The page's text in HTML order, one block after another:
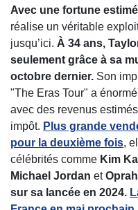
Avec une fortune
réalise un véritable
jusqu’ici. À 34 ans,
seulement grâce à sa
octobre dernier. Son
"The Eras Tour" a
avec des revenus
impôt. Plus grande
pour la deuxième fois,
célébrités comme Kim
Michael Jordan et
sur sa lancée en 2024.